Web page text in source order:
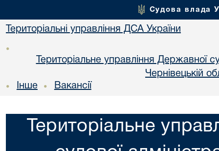
Судова влада
Територіальні управління ДСА України
•
Територіальне управління Державної
Чернiвецькій
• Інше • Вакансії
Територіальне